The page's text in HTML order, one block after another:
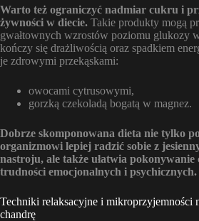
Warto też ograniczyć nadmiar cukru i
żywności w diecie. Takie produkty mogą
gwałtownych wzrostów poziomu glukozy
kończy się drażliwością oraz spadkiem
je zdrowymi przekąskami:
owocami cytrusowymi,
gorzką czekoladą bogatą w magnez.
Dobrze skomponowana dieta nie tylko
organizmowi lepiej radzić sobie z
nastroju, ale także ułatwia pokonywanie
trudności emocjonalnych i psychicznych.
Techniki relaksacyjne i mikroprzyjemności
chandrę